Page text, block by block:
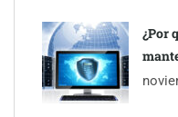
¿Por